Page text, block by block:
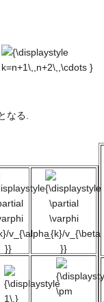
なる.
\partial
\varphi
v_{\alpha
}}
{\displaystyle
\partial
\varphi
_{k}/v_{\beta
}}
{\displaystyle
1\,}
\pm 1}